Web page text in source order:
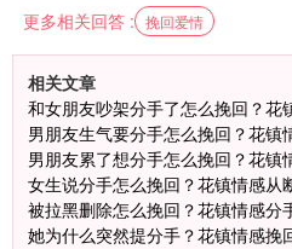
更多相关回答 : 挽回爱情
相关文章
和女朋友吵架分手了怎么挽回？花
男朋友生气要分手怎么挽回？花镇
男朋友累了想分手怎么挽回？花镇
女生说分手怎么挽回？花镇情感从
被拉黑删除怎么挽回？花镇情感分
她为什么突然提分手？花镇情感挽